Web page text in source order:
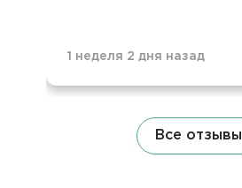
1 неделя 2 дня назад
Все отзывы